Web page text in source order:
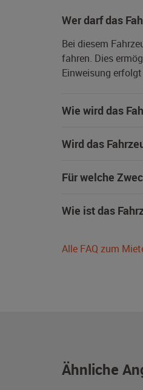
Wer darf das
Bei diesem
fahren. Dies
Einweisung
Wie wird das
Wird das
Für welche
Wie ist das
Alle FAQ zum
Ähnliche